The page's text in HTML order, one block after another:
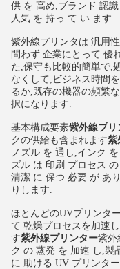
供 を 高め,ブランド 認
人気 を 持っ て い ます.
紫外線プリンタは 汎用
問わず 企業にとって 優
た,保守も比較的簡単で,
なくして,ビジネス時間
るか,既存の機器の頻繁
択になります.
基本構成要素紫外線プリ
クの供給も含まれます紫
ノズル を 通し,インク
ズル は 印刷 プロセス
清潔 に 保つ 必要 が あ
りします.
ほとんどのUVプリンタ
て 乾燥プロセスを加速
す紫外線プリンター紫外
ク の 蒸発 を 加速 し,製
に 助ける.UV プリンタ